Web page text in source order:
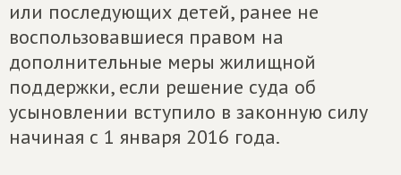
или последующих детей, ранее не
воспользовавшиеся правом на
дополнительные меры жилищной
поддержки, если решение суда об
усыновлении вступило в законную силу
начиная с 1 января 2016 года.